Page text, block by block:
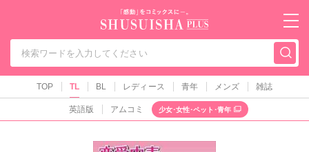
秋水社PLUS（テ
TOP TL BL レディース 青年 メンズ 雑誌
英語版 アムコミ 少女･女性･ペット･青年